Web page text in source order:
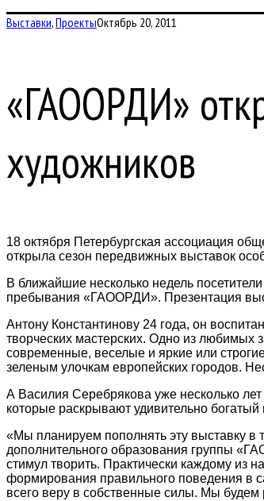
Выставки,ПроектыОктябрь 20, 2011
«ГАООРДИ»
художников
18 октября Петербургская ассоциация
открыла сезон передвижных выставок
В ближайшие несколько недель
пребывания «ГАООРДИ». Презентация
Антону Константинову 24 года, он
творческих мастерских. Одно из любимых
современные, веселые и яркие или
зеленым улочкам европейских городов.
А Василия Серебрякова уже несколько
которые раскрывают удивительно богатый
«Мы планируем пополнять эту выставку в
дополнительного образования группы
стимул творить. Практически каждому из
формирования правильного поведения в
всего веру в собственные силы. Мы